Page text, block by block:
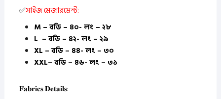
✅সাইজ মেজারমেন্ট:
M – বডি – ৪০- লং – ২৮
L – বডি – ৪২- লং – ২৯
XL – বডি – ৪৪- লং – ৩০
XXL– বডি – ৪৬- লং – ৩১
𝐅𝐚𝐛𝐫𝐢𝐜𝐬 𝐃𝐞𝐭𝐚𝐢𝐥𝐬: